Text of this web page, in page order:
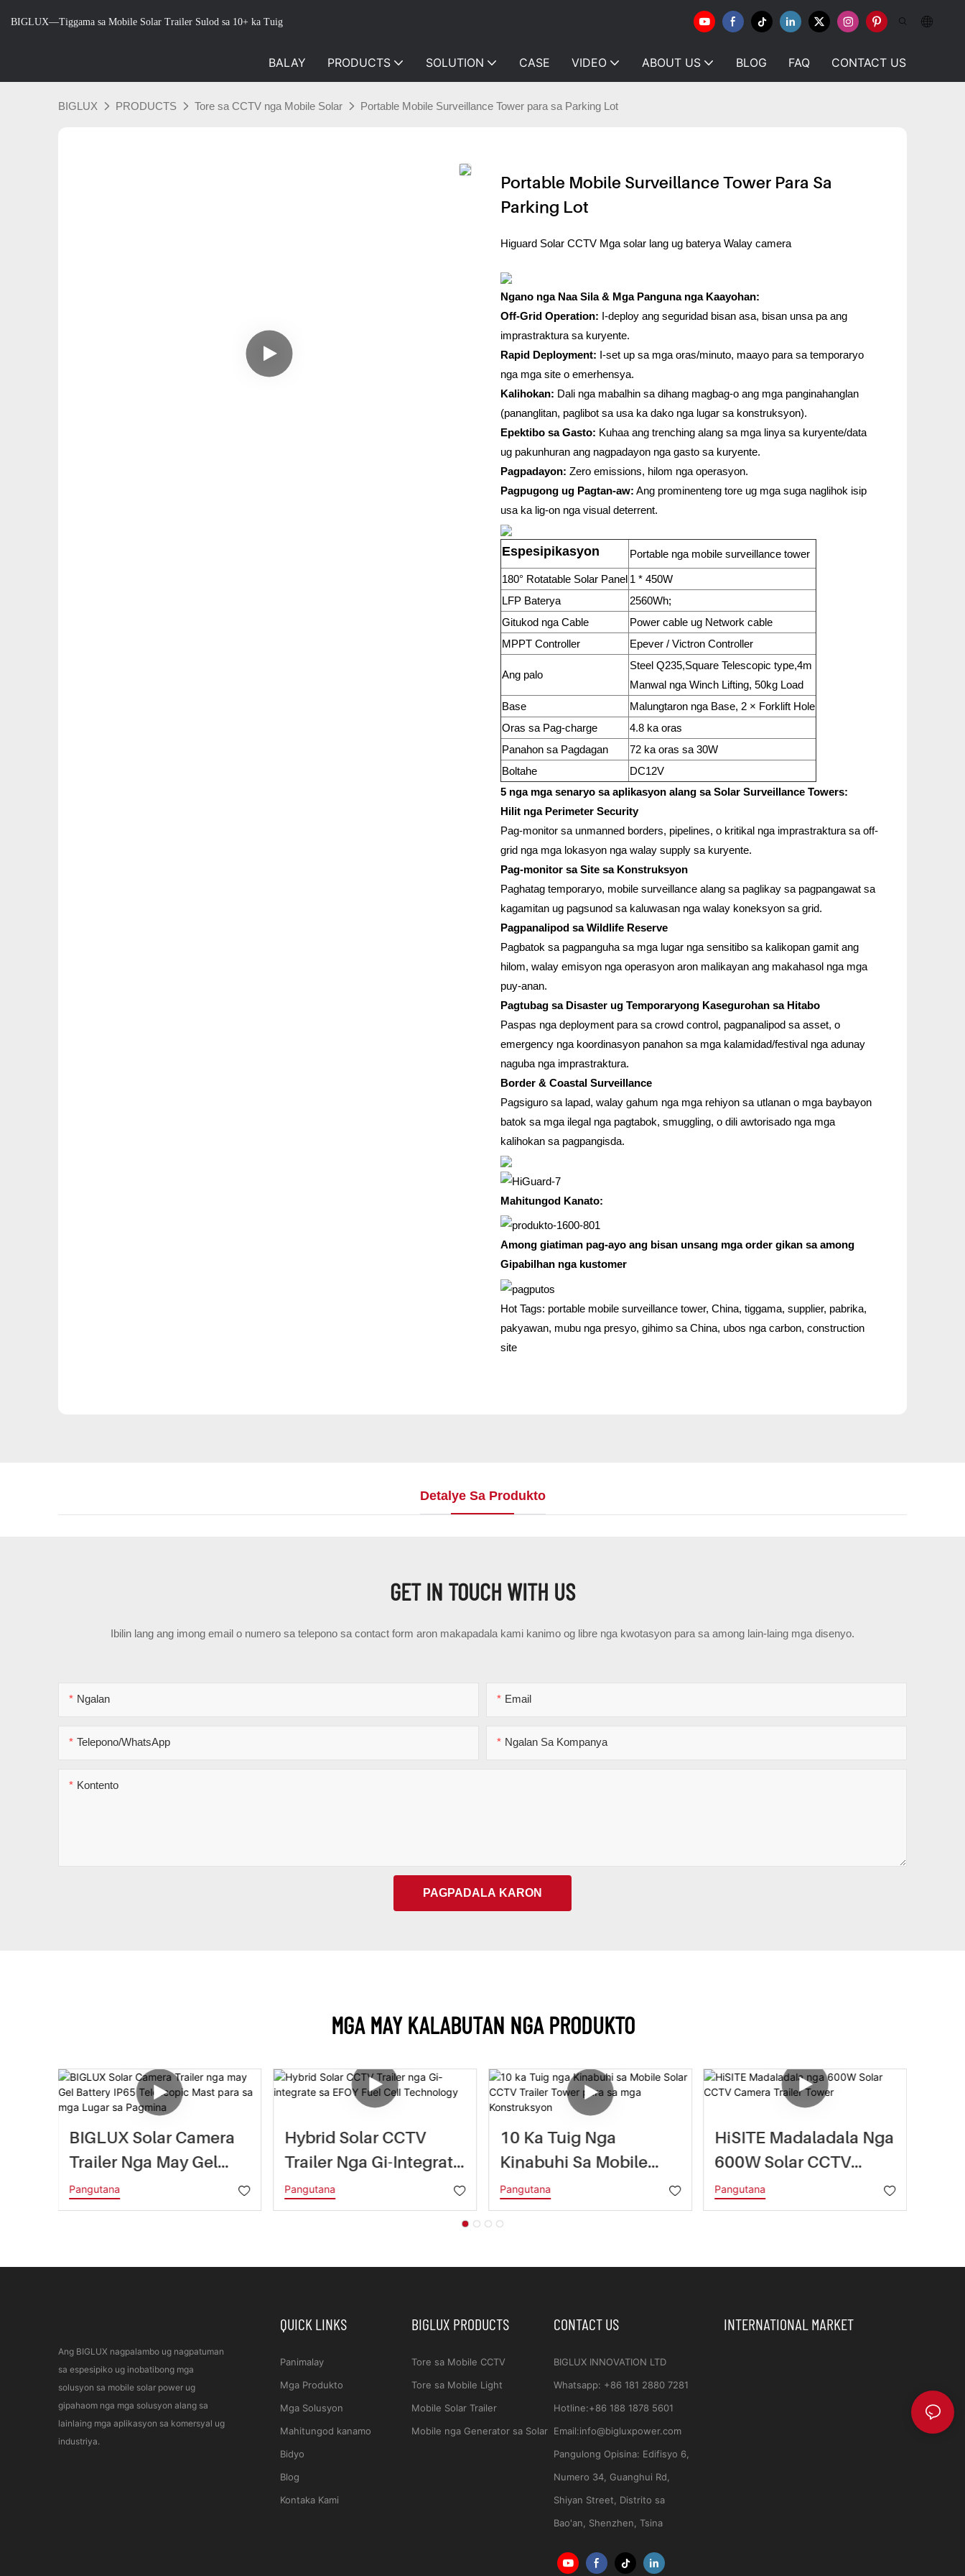
BIGLUX—Tiggama sa Mobile Solar Trailer Sulod sa 10+ ka Tuig
BALAY PRODUCTS SOLUTION CASE VIDEO ABOUT US BLOG FAQ CONTACT US
BIGLUX PRODUCTS Tore sa CCTV nga Mobile Solar Portable Mobile Surveillance Tower para sa Parking Lot
Portable Mobile Surveillance Tower Para Sa
Parking Lot
Higuard Solar CCTV Mga solar lang ug baterya Walay camera
Ngano nga Naa Sila & Mga Panguna nga Kaayohan:
Off-Grid Operation: I-deploy ang seguridad bisan asa, bisan unsa pa ang
imprastraktura sa kuryente.
Rapid Deployment: I-set up sa mga oras/minuto, maayo para sa temporaryo
nga mga site o emerhensya.
Kalihokan: Dali nga mabalhin sa dihang magbag-o ang mga panginahanglan
(pananglitan, paglibot sa usa ka dako nga lugar sa konstruksyon).
Epektibo sa Gasto: Kuhaa ang trenching alang sa mga linya sa kuryente/data
ug pakunhuran ang nagpadayon nga gasto sa kuryente.
Pagpadayon: Zero emissions, hilom nga operasyon.
Pagpugong ug Pagtan-aw: Ang prominenteng tore ug mga suga naglihok isip
usa ka lig-on nga visual deterrent.
Espesipikasyon Portable nga mobile surveillance tower
180° Rotatable Solar Panel 1 * 450W
LFP Baterya
2560Wh;
Gitukod nga Cable
Power cable ug Network cable
MPPT Controller
Epever / Victron Controller
Ang palo
Steel Q235,Square Telescopic type,4m
Manwal nga Winch Lifting, 50kg Load
Base
Malungtaron nga Base, 2 × Forklift Hole
Oras sa Pag-charge
4.8 ka oras
Panahon sa Pagdagan
72 ka oras sa 30W
Boltahe
DC12V
5 nga mga senaryo sa aplikasyon alang sa Solar Surveillance Towers:
Hilit nga Perimeter Security
Pag-monitor sa unmanned borders, pipelines, o kritikal nga imprastraktura sa off-
grid nga mga lokasyon nga walay supply sa kuryente.
Pag-monitor sa Site sa Konstruksyon
Paghatag temporaryo, mobile surveillance alang sa paglikay sa pagpangawat sa
kagamitan ug pagsunod sa kaluwasan nga walay koneksyon sa grid.
Pagpanalipod sa Wildlife Reserve
Pagbatok sa pagpanguha sa mga lugar nga sensitibo sa kalikopan gamit ang
hilom, walay emisyon nga operasyon aron malikayan ang makahasol nga mga
puy-anan.
Pagtubag sa Disaster ug Temporaryong Kasegurohan sa Hitabo
Paspas nga deployment para sa crowd control, pagpanalipod sa asset, o
emergency nga koordinasyon panahon sa mga kalamidad/festival nga adunay
naguba nga imprastraktura.
Border & Coastal Surveillance
Pagsiguro sa lapad, walay gahum nga mga rehiyon sa utlanan o mga baybayon
batok sa mga ilegal nga pagtabok, smuggling, o dili awtorisado nga mga
kalihokan sa pagpangisda.
Mahitungod Kanato:
Among giatiman pag-ayo ang bisan unsang mga order gikan sa among
Gipabilhan nga kustomer
Hot Tags: portable mobile surveillance tower, China, tiggama, supplier, pabrika,
pakyawan, mubu nga presyo, gihimo sa China, ubos nga carbon, construction
site
Detalye Sa Produkto
GET IN TOUCH WITH US
Ibilin lang ang imong email o numero sa telepono sa contact form aron makapadala kami kanimo og libre nga kwotasyon para sa among lain-laing mga disenyo.
Ngalan Email
Telepono/WhatsApp Ngalan Sa Kompanya
Kontento
PAGPADALA KARON
MGA MAY KALABUTAN NGA PRODUKTO
BIGLUX Solar Camera
Trailer Nga May Gel
Battery IP65 Telescopic
Mast Para Sa Mga
Pangutana
Hybrid Solar CCTV
Trailer Nga Gi-Integrate
Sa EFOY Fuel Cell
Technology
Pangutana
10 Ka Tuig Nga
Kinabuhi Sa Mobile
Solar CCTV Trailer
Tower Para Sa Mga
Pangutana
HiSITE Madaladala Nga
600W Solar CCTV
Camera Trailer Tower
Pangutana
Ang BIGLUX nagpalambo ug nagpatuman
sa espesipiko ug inobatibong mga
solusyon sa mobile solar power ug
gipahaom nga mga solusyon alang sa
lainlaing mga aplikasyon sa komersyal ug
industriya.
QUICK LINKS
Panimalay
Mga Produkto
Mga Solusyon
Mahitungod kanamo
Bidyo
Blog
Kontaka Kami
BIGLUX PRODUCTS
Tore sa Mobile CCTV
Tore sa Mobile Light
Mobile Solar Trailer
Mobile nga Generator sa Solar
CONTACT US
BIGLUX INNOVATION LTD
Whatsapp: +86 181 2880 7281
Hotline:+86 188 1878 5601
Email:info@bigluxpower.com
Pangulong Opisina: Edifisyo 6,
Numero 34, Guanghui Rd,
Shiyan Street, Distrito sa
Bao'an, Shenzhen, Tsina
INTERNATIONAL MARKET